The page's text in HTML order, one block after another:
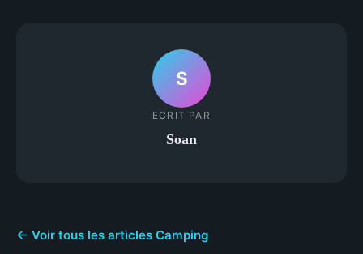
S
ECRIT PAR
Soan
← Voir tous les articles Camping